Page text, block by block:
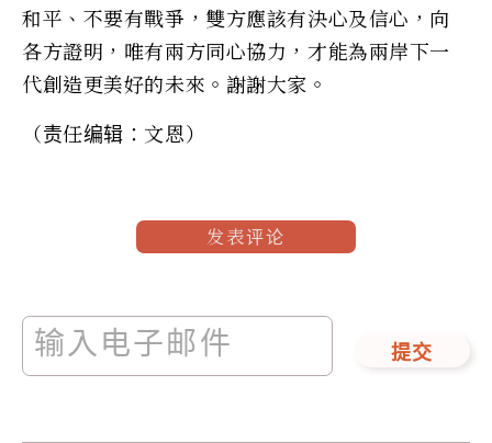
和平、不要有戰爭，雙方應該有決心及信心，向
各方證明，唯有兩方同心協力，才能為兩岸下一
代創造更美好的未來。謝謝大家。
（责任编辑：文恩）
发表评论
提交